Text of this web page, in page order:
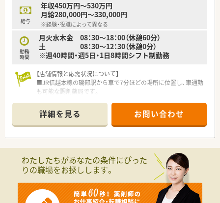
給与
年収450万円～530万円
月給280,000円～330,000円
※経験・役職によって異なる
勤務
時間
月火水木金 08：30～18：00（休憩60分）
土 08：30～12：30（休憩0分）
※週40時間・週5日・1日8時間シフト制勤務
【店舗情報と応需状況について】
■JR信越本線の磯部駅から車で7分ほどの場所に位置し、車通勤
も可能な調剤薬局です。
処方箋を受け付けています。
■常勤薬剤師4名と事務員3名が在籍し、ゆとりのある人員体制
で患者様に対応しています。
■18時までの勤務体制で残業も少ないため、日々のワークライ
フバランスを重視して無理なく働きたい方にオススメです。
■在宅医療に力を入れているため、がん治療の副作用モニタリン
グなどより専門的な在宅業務の経験を積みたい方に最適です。
■充実した社内研修制度やキャリアアップ支援があるため、自己
研鑽に励みながら成長し続けたい方にぴったりの環境です。
詳細を見る お問い合わせ
わたしたちがあなたの条件にぴった
りの職場をお探しします。